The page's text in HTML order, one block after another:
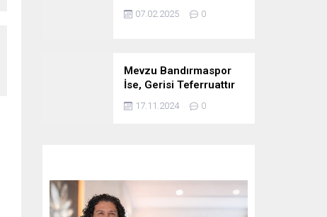
07.02.2025 0
Mevzu Bandırmaspor
İse, Gerisi Teferruattır
17.11.2024 0